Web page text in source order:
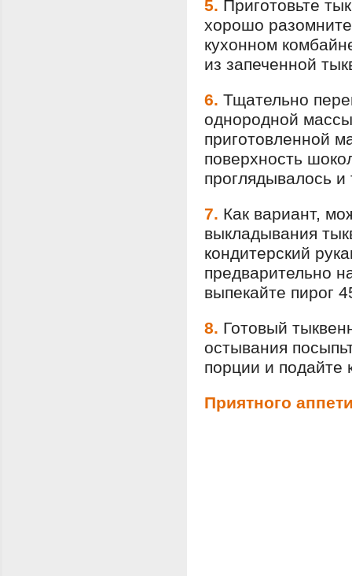
5. Приготовьте
хорошо
кухонном
из запеченной
6. Тщательно
однородной
приготовленной
поверхность
проглядывалось и
7. Как вариант,
выкладывания
кондитерский
предварительно
выпекайте пирог
8. Готовый
остывания
порции и подайте
Приятного